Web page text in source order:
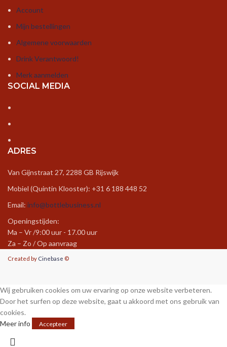
Account
Mijn bestellingen
Algemene voorwaarden
Drink Verantwoord!
Merk aanmelden
SOCIAL MEDIA
ADRES
Van Gijnstraat 27, 2288 GB Rijswijk
Mobiel (Quintin Klooster): +31 6 188 448 52
Email: info@bottlebusiness.nl
Openingstijden:
Ma – Vr /9:00 uur - 17.00 uur
Za – Zo / Op aanvraag
Created by Cinebase ©
Wij gebruiken cookies om uw ervaring op onze website verbeteren.
Door het surfen op deze website, gaat u akkoord met ons gebruik van
cookies.
Meer info
Accepteer